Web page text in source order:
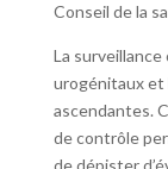
Conseil de la
La
urogénitaux et
ascendantes.
de contrôle
de dépister